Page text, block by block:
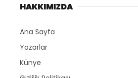
HAKKIMIZDA
Ana Sayfa
Yazarlar
Künye